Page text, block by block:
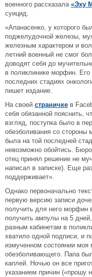
военного рассказала «Эху
суицид.
«Апанасенко, у которого
поджелудочной железы,
железным характером и
летний военный не смог
доводят себя до
в поликлинике морфин.
последних стадиях
пишет издание.
На своей страничке в
себя обязанной пояснить,
взгляд, поступка было в
обезболивания со стороны
была на той последней
невозможно обойтись.
отец принял решение не
написал в записке). Еще
поддерживает».
Однако первоначально
первую версию записи
получить для него морфин
получить ампулы на 5
разным кабинетам в
хватило одной подписи, и
измученном состоянии
обезболивающего. Папа
каплей. Ночью он все
указанием причин («прошу